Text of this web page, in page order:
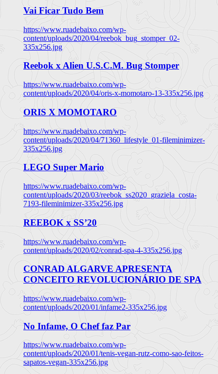
Vai Ficar Tudo Bem
https://www.ruadebaixo.com/wp-
content/uploads/2020/04/reebok_bug_stomper_02-
335x256.jpg
Reebok x Alien U.S.C.M. Bug Stomper
https://www.ruadebaixo.com/wp-
content/uploads/2020/04/oris-x-momotaro-13-335x256.jpg
ORIS X MOMOTARO
https://www.ruadebaixo.com/wp-
content/uploads/2020/04/71360_lifestyle_01-fileminimizer-
335x256.jpg
LEGO Super Mario
https://www.ruadebaixo.com/wp-
content/uploads/2020/03/reebok_ss2020_graziela_costa-
7193-fileminimizer-335x256.jpg
REEBOK x SS’20
https://www.ruadebaixo.com/wp-
content/uploads/2020/02/conrad-spa-4-335x256.jpg
CONRAD ALGARVE APRESENTA
CONCEITO REVOLUCIONÁRIO DE SPA
https://www.ruadebaixo.com/wp-
content/uploads/2020/01/infame2-335x256.jpg
No Infame, O Chef faz Par
https://www.ruadebaixo.com/wp-
content/uploads/2020/01/tenis-vegan-rutz-como-sao-feitos-
sapatos-vegan-335x256.jpg